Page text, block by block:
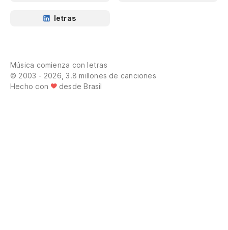
letras
Música comienza con letras
© 2003 - 2026, 3.8 millones de canciones
Hecho con
desde Brasil